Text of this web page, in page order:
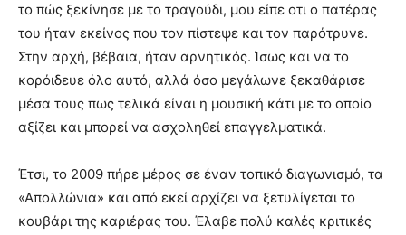
το πώς ξεκίνησε με το τραγούδι, μου είπε οτι ο πατέρας
του ήταν εκείνος που τον πίστεψε και τον παρότρυνε.
Στην αρχή, βέβαια, ήταν αρνητικός. Ίσως και να το
κορόιδευε όλο αυτό, αλλά όσο μεγάλωνε ξεκαθάρισε
μέσα τους πως τελικά είναι η μουσική κάτι με το οποίο
αξίζει και μπορεί να ασχοληθεί επαγγελματικά.
Έτσι, το 2009 πήρε μέρος σε έναν τοπικό διαγωνισμό, τα
«Απολλώνια» και από εκεί αρχίζει να ξετυλίγεται το
κουβάρι της καριέρας του. Έλαβε πολύ καλές κριτικές